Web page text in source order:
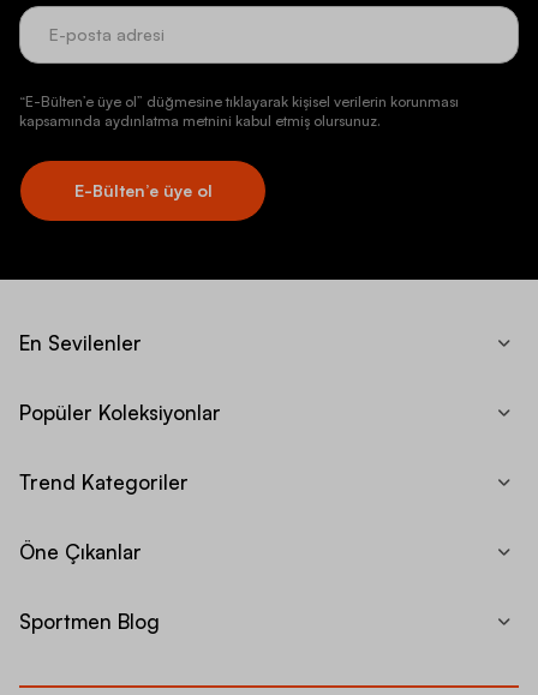
“E-Bülten’e üye ol” düğmesine tıklayarak kişisel verilerin korunması
kapsamında aydınlatma metnini kabul etmiş olursunuz.
E-Bülten’e üye ol
En Sevilenler
Popüler Koleksiyonlar
Trend Kategoriler
Öne Çıkanlar
Sportmen Blog